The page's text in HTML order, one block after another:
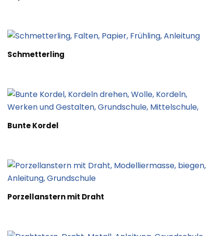
Schmetterling
Bunte Kordel
Porzellanstern mit Draht